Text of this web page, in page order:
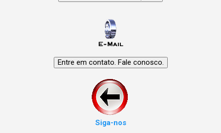
Siga-nos